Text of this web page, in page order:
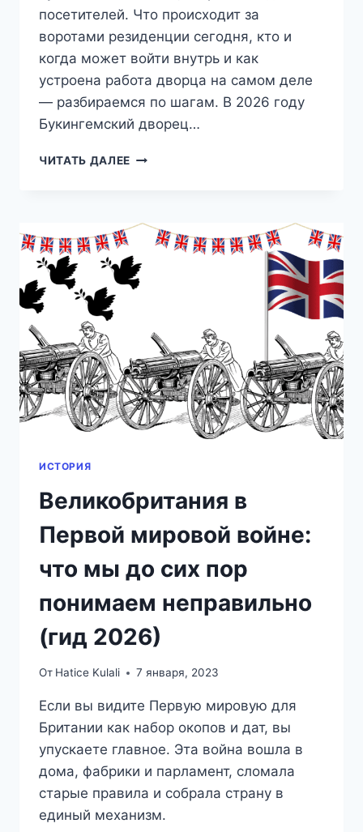
посетителей. Что происходит за
воротами резиденции сегодня, кто и
когда может войти внутрь и как
устроена работа дворца на самом деле
— разбираемся по шагам. В 2026 году
Букингемский дворец…
ЧИТАТЬ ДАЛЕЕ БУКИНГЕМСКИЙ
КАК
РАБОТАЕТ
НА
САМОМ
КАК
ПОПАСТЬ
ВНУТРЬ
ИСТОРИЯ
Великобритания в
Первой мировой войне:
что мы до сих пор
понимаем неправильно
(гид 2026)
От Hatice Kulali 7 января, 2023
Если вы видите Первую мировую для
Британии как набор окопов и дат, вы
упускаете главное. Эта война вошла в
дома, фабрики и парламент, сломала
старые правила и собрала страну в
единый механизм.